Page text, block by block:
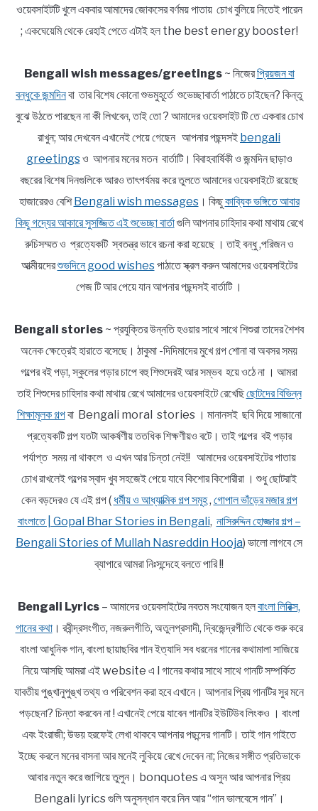
ওয়েবসাইটটি খুলে একবার আমাদের জোকসের বর্ণময় পাতায় চোখ বুলিয়ে নিতেই পারেন
; একঘেয়েমি থেকে রেহাই পেতে এটাই হল the best energy booster!
Bengali wish messages/greetings~ নিজেরপ্রিয়জন বা
বন্ধুকে জন্মদিনবা তার বিশেষ কোনো শুভমুহূর্তে শুভেচ্ছাবার্তা পাঠাতে চাইছেন? কিন্তু
বুঝে উঠতে পারছেন না কী লিখবেন, তাই তো ? আমাদের ওয়েবসাইট টি তে একবার চোখ
রাখুন; আর দেখবেন এখানেই পেয়ে গেছেন আপনার পছন্দসই bengali
greetingsও আপনার মনের মতন বার্তাটি। বিবাহবার্ষিকী ও জন্মদিন ছাড়াও
বছরের বিশেষ দিনগুলিকে আরও তাৎপর্যময় করে তুলতে আমাদের ওয়েবসাইটে রয়েছে
হাজারেরও বেশিBengali wish messages। কিছুকাব্যিক ভঙ্গিতে আবার
কিছু গদ্যের আকারে সুসজ্জিত এই শুভেচ্ছা বার্তাগুলি আপনার চাহিদার কথা মাথায় রেখে
রুচিসম্মত ও প্রত্যেকটি স্বতন্ত্র ভাবে রচনা করা হয়েছে । তাই বন্ধু ,পরিজন ও
আত্মীয়দেরশুভদিনে good wishesপাঠাতে স্ক্রল করুন আমাদের ওয়েবসাইটের
পেজ টি আর পেয়ে যান আপনার পছন্দসই বার্তাটি ।
Bengali stories ~ প্রযুক্তির উন্নতি হওয়ার সাথে সাথে শিশুরা তাদের শৈশব
অনেক ক্ষেত্রেই হারাতে বসেছে। ঠাকুমা -দিদিমাদের মুখে গল্প শোনা বা অবসর সময়
গল্পের বই পড়া, স্কুলের পড়ার চাপে বহু শিশুদেরই আর সম্ভব হয়ে ওঠে না । আমরা
তাই শিশুদের চাহিদার কথা মাথায় রেখে আমাদের ওয়েবসাইটে রেখেছিছোটদের বিভিন্ন
শিক্ষামূলক গল্পবা Bengali moral stories । মানানসই ছবি দিয়ে সাজানো
প্রত্যেকটি গল্প যতটা আকর্ষণীয় ততধিক শিক্ষণীয়ও বটে। তাই গল্পের বই পড়ার
পর্যাপ্ত সময় না থাকলে ও এখন আর চিন্তা নেই!! আমাদের ওয়েবসাইটের পাতায়
চোখ রাখলেই গল্পের স্বাদ খুব সহজেই পেয়ে যাবে কিশোর কিশোরীরা । শুধু ছোটরাই
কেন বড়দেরও যে এই গল্প ( ধর্মীয় ও আধ্যাত্মিক গল্প সমূহ, গোপাল ভাঁড়ের মজার গল্প
বাংলাতে | Gopal Bhar Stories in Bengali, নাসিরুদ্দিন হোজ্জার গল্প –
Bengali Stories of Mullah Nasreddin Hooja) ভালো লাগবে সে
ব্যাপারে আমরা নিঃসন্দেহে বলতে পারি !!
Bengali Lyrics – আমাদের ওয়েবসাইটের নবতম সংযোজন হলবাংলা লিরিক্স,
গানের কথা। রবীন্দ্রসংগীত, নজরুলগীতি, অতুলপ্রসাদী, দ্বিজেন্দ্রগীতি থেকে শুরু করে
বাংলা আধুনিক গান, বাংলা ছায়াছবির গান ইত্যাদি সব ধরনের গানের কথামালা সাজিয়ে
নিয়ে আসছি আমরা এই website এ l গানের কথার সাথে সাথে গানটি সম্পর্কিত
যাবতীয় পুঙ্খানুপুঙ্খ তথ্য ও পরিবেশন করা হবে এখানে। আপনার প্রিয় গানটির সুর মনে
পড়ছেনা? চিন্তা করবেন না ! এখানেই পেয়ে যাবেন গানটির ইউটিউব লিংকও । বাংলা
এবং ইংরাজী; উভয় হরফেই লেখা থাকবে আপনার পছন্দের গানটি। তাই গান গাইতে
ইচ্ছে করলে মনের বাসনা আর মনেই লুকিয়ে রেখে দেবেন না; নিজের সঙ্গীত প্রতিভাকে
আবার নতুন করে জাগিয়ে তুলুন। bonquotes এ অসুন আর আপনার প্রিয়
Bengali lyrics গুলি অনুসন্ধান করে নিন আর “গান ভালবেসে গান”।